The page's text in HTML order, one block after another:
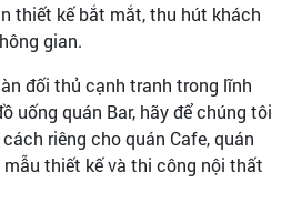
thiết kế bắt mắt, thu hút khách
gian.
đối thủ cạnh tranh trong lĩnh
uống quán Bar, hãy để chúng tôi
riêng cho quán Cafe, quán
thiết kế và thi công nội thất